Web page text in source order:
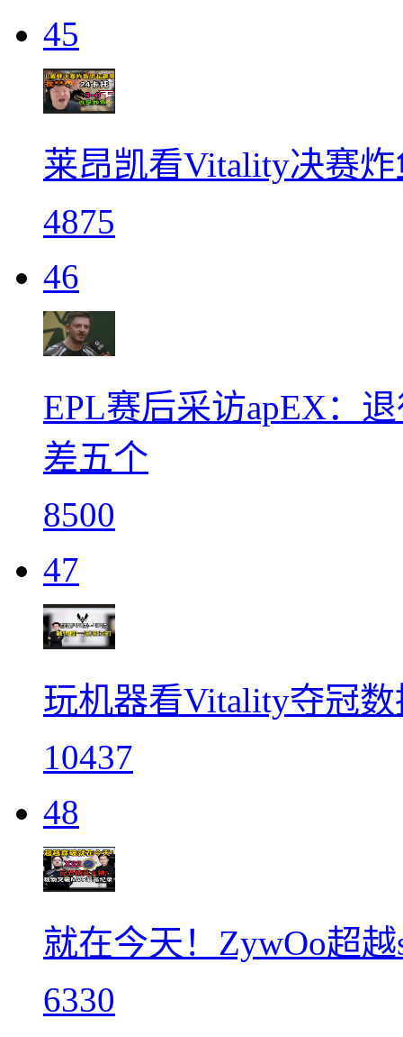
45
莱昂凯看Vitality决赛
4875
46
EPL赛后采访apEX：
差五个
8500
47
玩机器看Vitality夺冠
10437
48
就在今天！ZywOo超
6330